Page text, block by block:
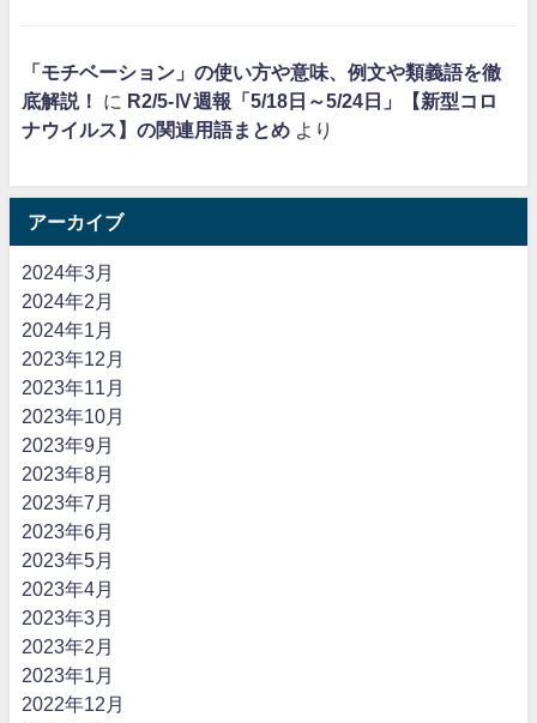
「モチベーション」の使い方や意味、例文や類義語を徹
底解説！
に R2/5-Ⅳ週報「5/18日～5/24日」【新型コロ
ナウイルス】の関連用語まとめ より
アーカイブ
2024年3月
2024年2月
2024年1月
2023年12月
2023年11月
2023年10月
2023年9月
2023年8月
2023年7月
2023年6月
2023年5月
2023年4月
2023年3月
2023年2月
2023年1月
2022年12月